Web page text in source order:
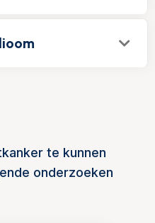
te kunnen
onderzoeken